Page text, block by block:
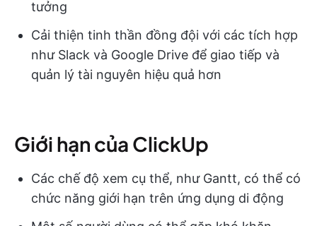
tưởng
Cải thiện tinh thần đồng đội với các tích hợp
như Slack và Google Drive để giao tiếp và
quản lý tài nguyên hiệu quả hơn
Giới hạn của ClickUp
Các chế độ xem cụ thể, như Gantt, có thể có
chức năng giới hạn trên ứng dụng di động